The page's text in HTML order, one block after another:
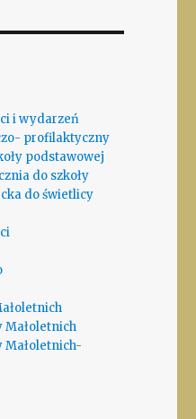
i wydarzeń
profilaktyczny
podstawowej
do szkoły
do świetlicy
Małoletnich
Małoletnich-